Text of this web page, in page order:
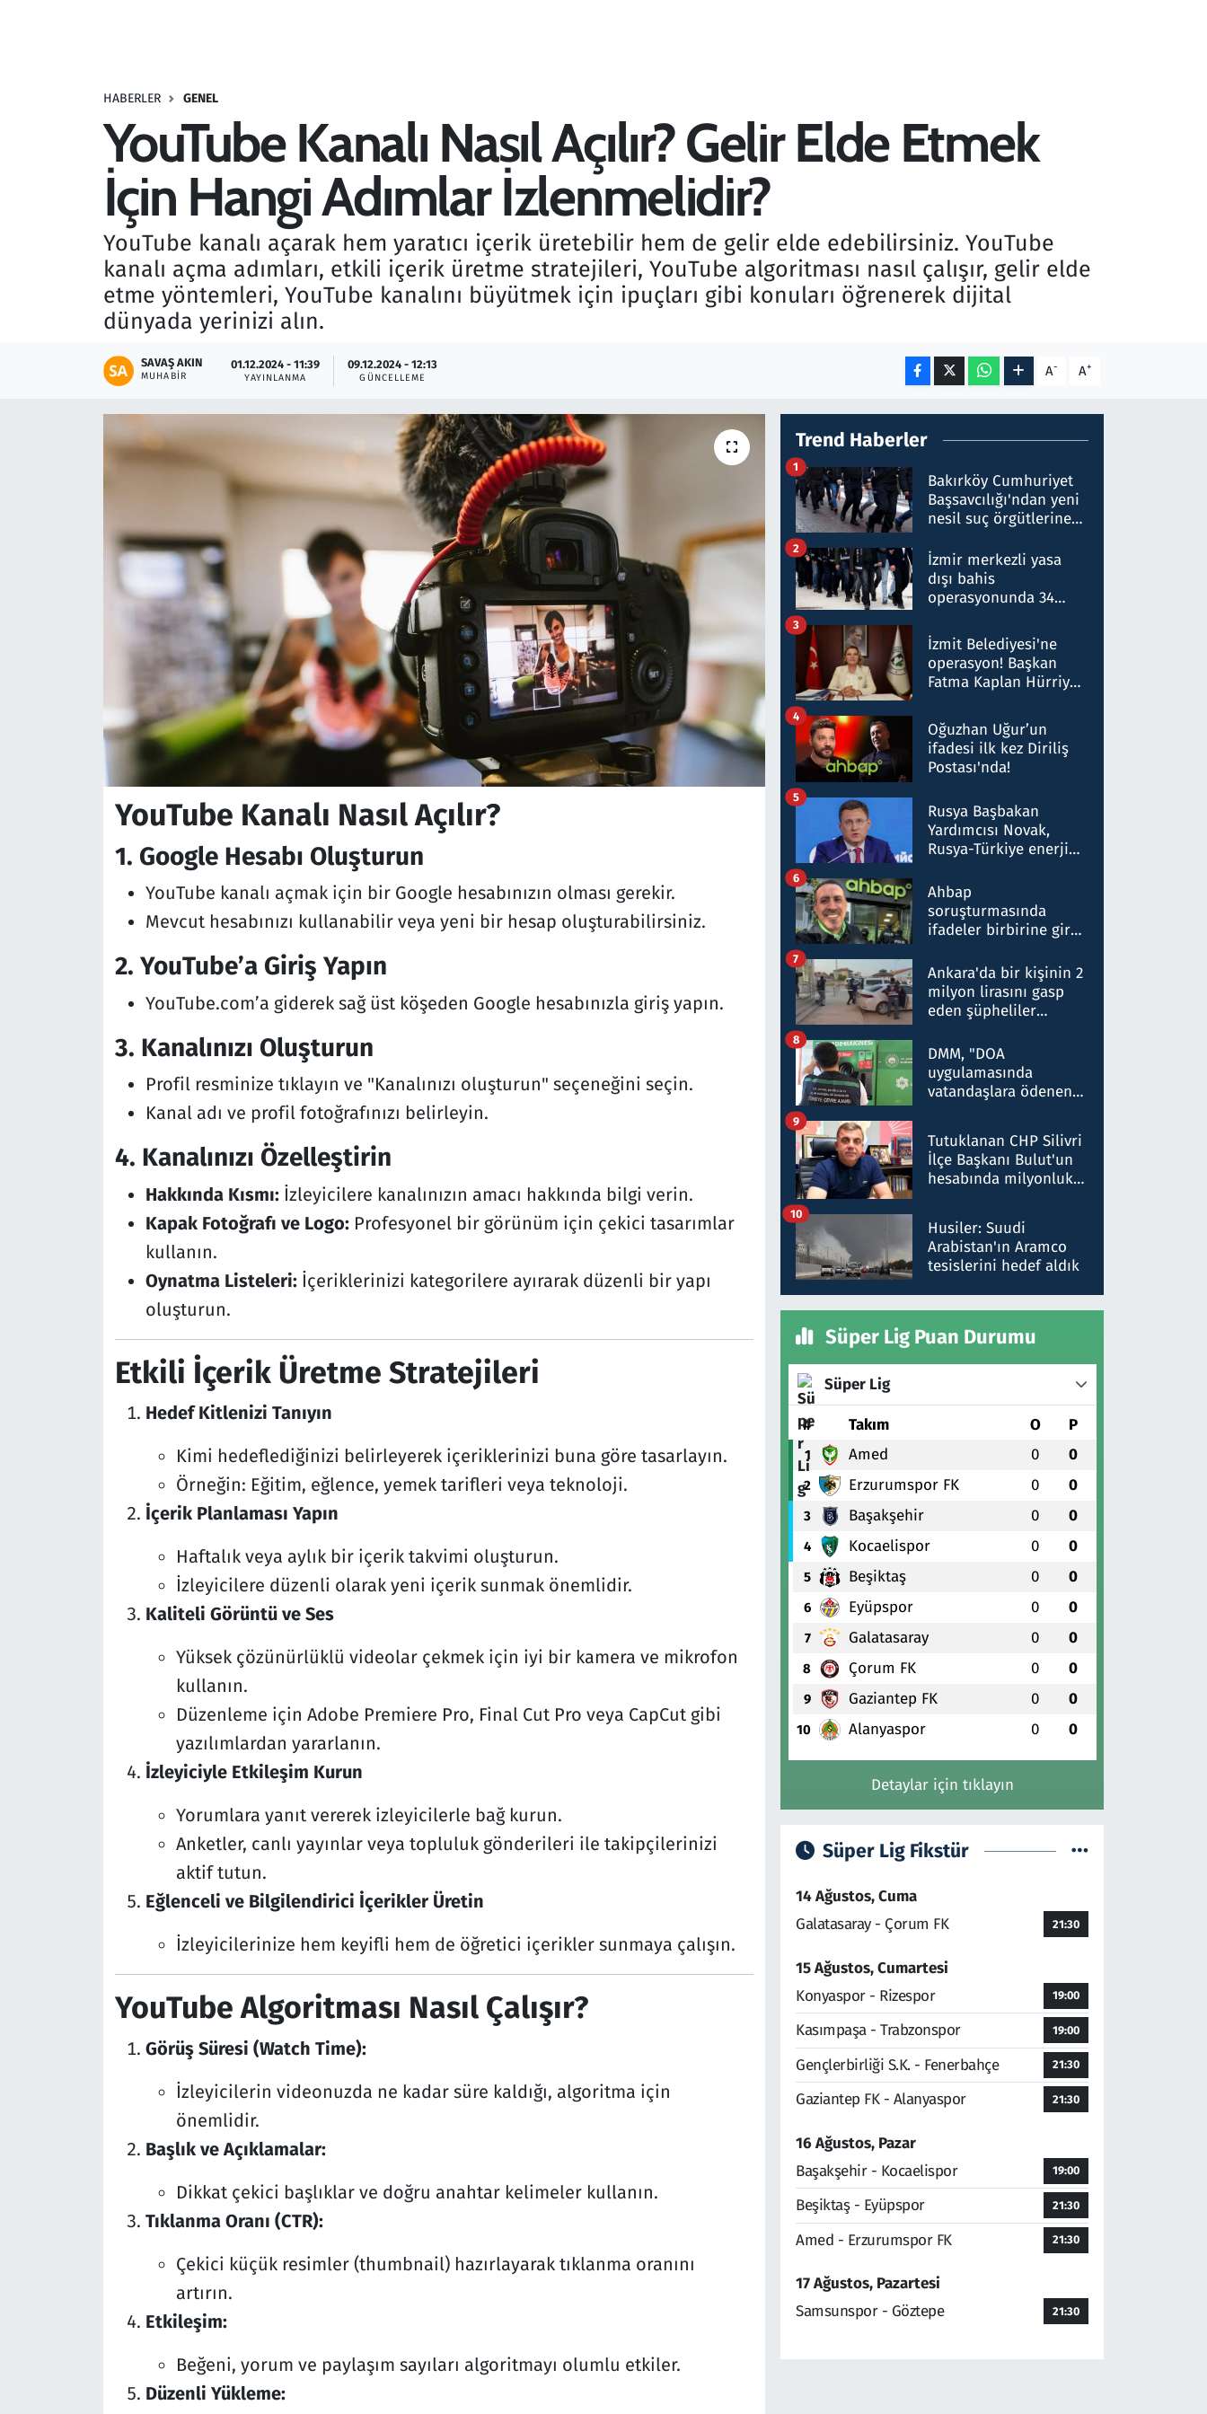
HABERLER GENEL
YouTube Kanalı Nasıl Açılır? Gelir Elde Etmek
İçin Hangi Adımlar İzlenmelidir?
YouTube kanalı açarak hem yaratıcı içerik üretebilir hem de gelir elde edebilirsiniz. YouTube
kanalı açma adımları, etkili içerik üretme stratejileri, YouTube algoritması nasıl çalışır, gelir elde
etme yöntemleri, YouTube kanalını büyütmek için ipuçları gibi konuları öğrenerek dijital
dünyada yerinizi alın.
SAVAŞ AKIN
MUHABIR
01.12.2024 - 11:39
YAYINLANMA
09.12.2024 - 12:13
GÜNCELLEME A- A+
YouTube Kanalı Nasıl Açılır?
1. Google Hesabı Oluşturun
YouTube kanalı açmak için bir Google hesabınızın olması gerekir.
Mevcut hesabınızı kullanabilir veya yeni bir hesap oluşturabilirsiniz.
2. YouTube’a Giriş Yapın
YouTube.com’a giderek sağ üst köşeden Google hesabınızla giriş yapın.
3. Kanalınızı Oluşturun
Profil resminize tıklayın ve "Kanalınızı oluşturun" seçeneğini seçin.
Kanal adı ve profil fotoğrafınızı belirleyin.
4. Kanalınızı Özelleştirin
Hakkında Kısmı:İzleyicilere kanalınızın amacı hakkında bilgi verin.
Kapak Fotoğrafı ve Logo:Profesyonel bir görünüm için çekici tasarımlar
kullanın.
Oynatma Listeleri:İçeriklerinizi kategorilere ayırarak düzenli bir yapı
oluşturun.
Etkili İçerik Üretme Stratejileri
Hedef Kitlenizi Tanıyın
Kimi hedeflediğinizi belirleyerek içeriklerinizi buna göre tasarlayın.
Örneğin: Eğitim, eğlence, yemek tarifleri veya teknoloji.
İçerik Planlaması Yapın
Haftalık veya aylık bir içerik takvimi oluşturun.
İzleyicilere düzenli olarak yeni içerik sunmak önemlidir.
Kaliteli Görüntü ve Ses
Yüksek çözünürlüklü videolar çekmek için iyi bir kamera ve mikrofon
kullanın.
Düzenleme için Adobe Premiere Pro, Final Cut Pro veya CapCut gibi
yazılımlardan yararlanın.
İzleyiciyle Etkileşim Kurun
Yorumlara yanıt vererek izleyicilerle bağ kurun.
Anketler, canlı yayınlar veya topluluk gönderileri ile takipçilerinizi
aktif tutun.
Eğlenceli ve Bilgilendirici İçerikler Üretin
İzleyicilerinize hem keyifli hem de öğretici içerikler sunmaya çalışın.
YouTube Algoritması Nasıl Çalışır?
Görüş Süresi (Watch Time):
İzleyicilerin videonuzda ne kadar süre kaldığı, algoritma için
önemlidir.
Başlık ve Açıklamalar:
Dikkat çekici başlıklar ve doğru anahtar kelimeler kullanın.
Tıklanma Oranı (CTR):
Çekici küçük resimler (thumbnail) hazırlayarak tıklanma oranını
artırın.
Etkileşim:
Beğeni, yorum ve paylaşım sayıları algoritmayı olumlu etkiler.
Düzenli Yükleme:
Trend Haberler
Bakırköy Cumhuriyet
Başsavcılığı'ndan yeni
nesil suç örgütlerine
hakkında gözaltı kararı
1
İzmir merkezli yasa
dışı bahis
operasyonunda 34
Milyar liralık para
trafiği tespit edildi
2
İzmit Belediyesi'ne
operasyon! Başkan
Fatma Kaplan Hürriyet
3
Oğuzhan Uğur’un
ifadesi ilk kez Diriliş
Postası'nda!
4
Rusya Başbakan
Yardımcısı Novak,
Rusya-Türkiye enerji
nitelikte olduğunu
belirtti
5
Ahbap
soruşturmasında
ifadeler birbirine girdi:
ifadelerinden ortaya
çıkan tablo şok etti
6
Ankara'da bir kişinin 2
milyon lirasını gasp
eden şüpheliler
7
DMM, "DOA
uygulamasında
vatandaşlara ödenen
düşürüldüğü" iddiasını
yalanladı
8
Tutuklanan CHP Silivri
İlçe Başkanı Bulut'un
hesabında milyonluk
talimat verdi, ben
gönderdim
9
Husiler: Suudi
Arabistan'ın Aramco
tesislerini hedef aldık
10
Süper Lig Puan Durumu
Süper Lig
# Takım O P
1 Amed 0 0
2 Erzurumspor FK 0 0
3 Başakşehir 0 0
4 Kocaelispor 0 0
5 Beşiktaş 0 0
6 Eyüpspor 0 0
7 Galatasaray 0 0
8 Çorum FK 0 0
9 Gaziantep FK 0 0
10 Alanyaspor 0 0
Detaylar için tıklayın
Süper Lig Fikstür
14 Ağustos, Cuma
Galatasaray - Çorum FK
21:30
15 Ağustos, Cumartesi
Konyaspor - Rizespor
19:00
Kasımpaşa - Trabzonspor 19:00
Gençlerbirliği S.K. - Fenerbahçe 21:30
Gaziantep FK - Alanyaspor 21:30
16 Ağustos, Pazar
Başakşehir - Kocaelispor
19:00
Beşiktaş - Eyüpspor 21:30
Amed - Erzurumspor FK 21:30
17 Ağustos, Pazartesi
Samsunspor - Göztepe
21:30
Savunma Sanayi
Seçim 2023
Teknoloji ve Bilim
Televizyon